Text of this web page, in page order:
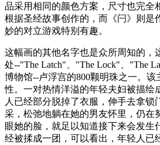
品采用相同的颜色方案，尺寸也完全
根据圣经故事创作的，而《闩》则是
妙的对立游戏特别有趣。
这幅画的其他名字也是众所周知的，
处--"The Latch"、"The Lock"、"The
博物馆--卢浮宫的800颗明珠之一。
性。一对热情洋溢的年轻夫妇被描绘
人已经部分脱掉了衣服，伸手去拿锁
采，松弛地躺在她的男友怀里，仍在
眼她的脸，就足以知道接下来会发生
经被揉成一团，可以看出，年轻人已